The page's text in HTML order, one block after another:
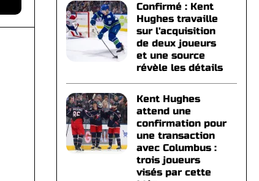
Confirmé : Kent
Hughes travaille
sur l'acquisition
de deux joueurs
et une source
révèle les détails
Kent Hughes
attend une
confirmation pour
une transaction
avec Columbus :
trois joueurs
visés par cette